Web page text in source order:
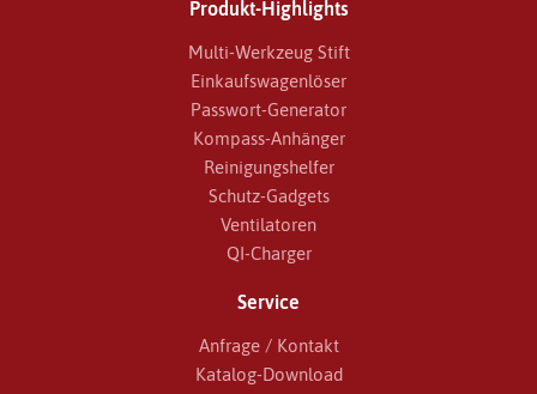
Produkt-Highlights
Multi-Werkzeug Stift
Einkaufswagenlöser
Passwort-Generator
Kompass-Anhänger
Reinigungshelfer
Schutz-Gadgets
Ventilatoren
QI-Charger
Service
Anfrage / Kontakt
Katalog-Download